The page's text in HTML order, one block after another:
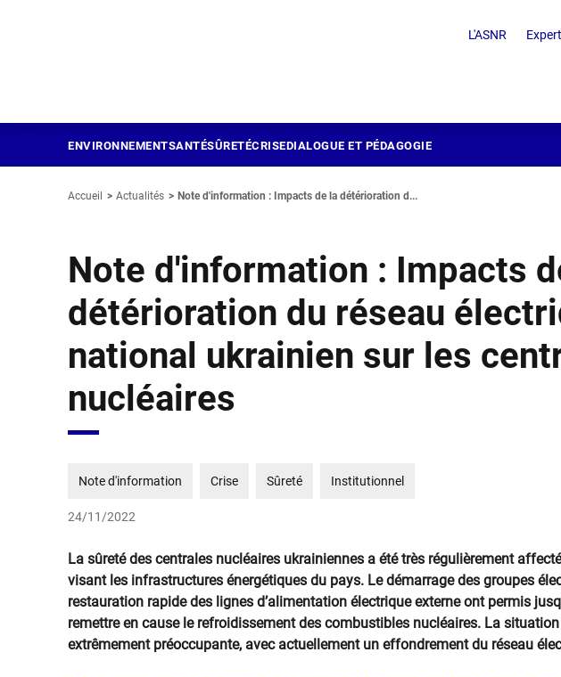
L'ASNR
ENVIRONNEMENTSANTÉSÛRETÉCRISEDIALOGUE ET PÉDAGOGIE
Accueil Actualités Note d'information : Impacts de la détérioration d...
Note d'information : Impacts
détérioration du réseau
national ukrainien sur les
nucléaires
Note d'information Crise Sûreté Institutionnel
24/11/2022
La sûreté des centrales nucléaires ukrainiennes a été très régulièrement
visant les infrastructures énergétiques du pays. Le démarrage des groupes
restauration rapide des lignes d’alimentation électrique externe ont permis
remettre en cause le refroidissement des combustibles nucléaires. La
extrêmement préoccupante, avec actuellement un effondrement du réseau